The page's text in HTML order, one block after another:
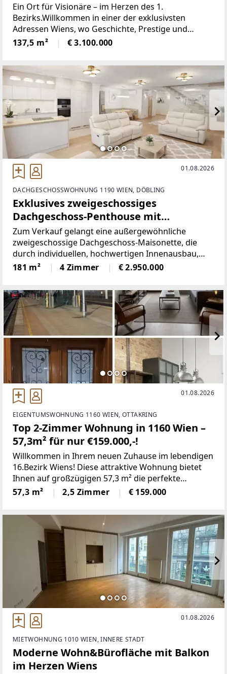
Ein Ort für Visionäre – im Herzen des 1.
Bezirks.Willkommen in einer der exklusivsten
Adressen Wiens, wo Geschichte, Prestige und
moderne Eleganz miteinander verschmelzen. Dieses
außergewöhnliche Objekt im 1. Bezirk – dem besten,
137,5 m² € 3.100.000
01.08.2026
DACHGESCHOSSWOHNUNG 1190 WIEN, DÖBLING
Exklusives zweigeschossiges
Dachgeschoss-Penthouse mit
Panoramaverglasung und großzügigen
Terrassen in 1190 Wien – Döbling
Zum Verkauf gelangt eine außergewöhnliche
zweigeschossige Dachgeschoss-Maisonette, die
durch individuellen, hochwertigen Innenausbau,
großzügige Raumgestaltung und exklusive
Ausstattung überzeugt.Der Innenausbau wurde
181 m² 4 Zimmer € 2.950.000
01.08.2026
EIGENTUMSWOHNUNG 1160 WIEN, OTTAKRING
Top 2-Zimmer Wohnung in 1160 Wien –
57,3m² für nur €159.000,-!
Willkommen in Ihrem neuen Zuhause im lebendigen
16.Bezirk Wiens! Diese attraktive Wohnung bietet
Ihnen auf großzügigen 57,3 m² die perfekte
Kombination aus Komfort, Funktionalität und
urbanem Lebensstil – und das zu einem äußerst
57,3 m² 2,5 Zimmer € 159.000
01.08.2026
MIETWOHNUNG 1010 WIEN, INNERE STADT
Moderne Wohn&Bürofläche mit Balkon
im Herzen Wiens